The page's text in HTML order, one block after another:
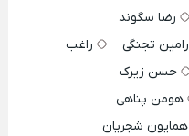
رضا سگوند
رامین تجنگی
راغب
حسن زیرک
هومن پناهی
همایون شجریان